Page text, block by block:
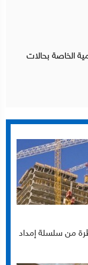
الخاصة بحالات
من سلسلة إمداد